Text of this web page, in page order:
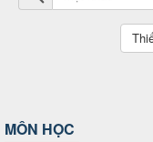
MÔN HỌC